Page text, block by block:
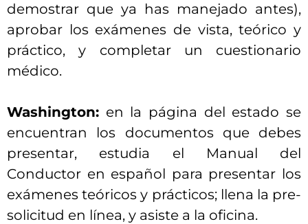
demostrar que ya has manejado antes),
aprobar los exámenes de vista, teórico y
práctico, y completar un cuestionario
médico.
Washington: en la página del estado se
encuentran los documentos que debes
presentar, estudia el Manual del
Conductor en español para presentar los
exámenes teóricos y prácticos; llena la pre-
solicitud en línea, y asiste a la oficina.